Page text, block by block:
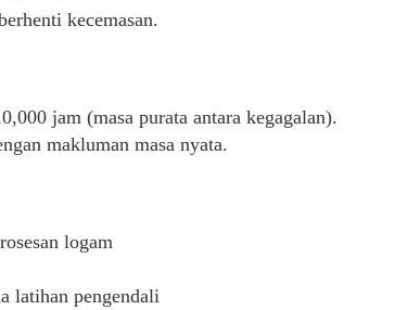
kecemasan.
jam (masa purata antara kegagalan).
makluman masa nyata.
logam
latihan pengendali